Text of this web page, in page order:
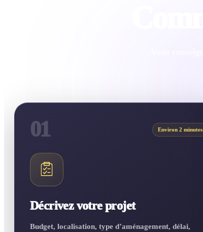
01 Environ 2 minutes
Décrivez votre projet
Budget, localisation, type d’aménagement, délai,